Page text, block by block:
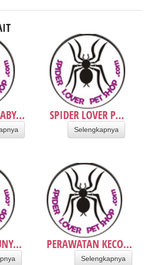
SPIDER LOVER P...
Selengkapnya
PERAWATAN KECO...
Selengkapnya